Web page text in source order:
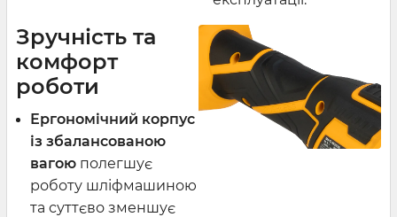
Зручність та
комфорт
роботи
Ергономічний корпус
із збалансованою
вагою полегшує
роботу шліфмашиною
та суттєво зменшує